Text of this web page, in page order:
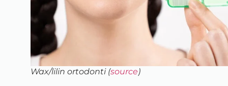
Wax/lilin ortodonti (source)